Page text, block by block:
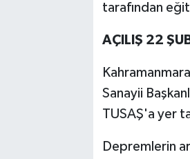
tarafından
AÇILIŞ 22
Sanayii
TUSAŞ'a yer
Depremlerin